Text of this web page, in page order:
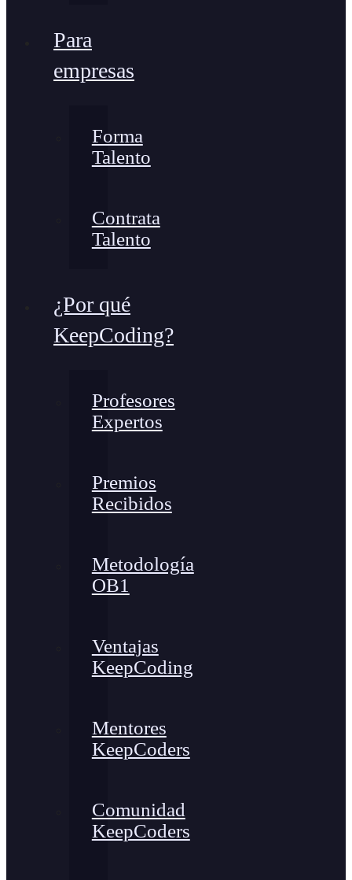
Para
empresas
Forma
Talento
Contrata
Talento
¿Por qué
KeepCoding?
Profesores
Expertos
Premios
Recibidos
Metodología
OB1
Ventajas
KeepCoding
Mentores
KeepCoders
Comunidad
KeepCoders